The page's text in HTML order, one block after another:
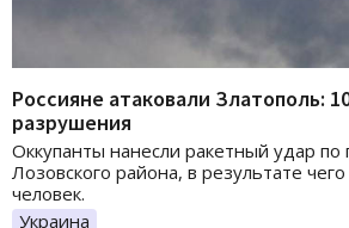
Россияне атаковали Златополь:
разрушения
Оккупанты нанесли ракетный удар по
Лозовского района, в результате
человек.
Украина